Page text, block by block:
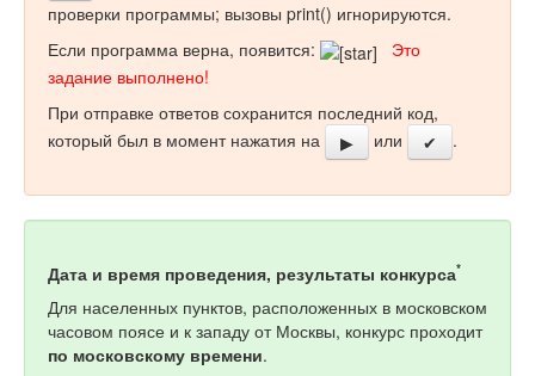
проверки программы; вызовы print() игнорируются.
Если программа верна, появится:
Это
задание выполнено!
При отправке ответов сохранится последний код,
который был в момент нажатия на
▶ или ✔ .
Дата и время проведения, результаты конкурса*
Для населенных пунктов, расположенных в московском
часовом поясе и к западу от Москвы, конкурс проходит
по московскому времени.